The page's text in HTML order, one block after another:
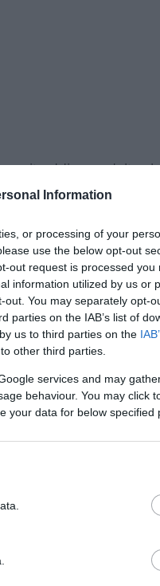
Information
or processing of your
use the below opt-out
out request is processed you
information utilized by us or
You may separately opt-
parties on the IAB’s list of
us to third parties on the
other third parties.
services and may
behaviour. You may click
your data for below specified
eddig gondoltunk
eseményre
akár a Föld-Nap